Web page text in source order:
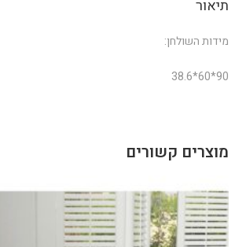
תיאור
מידות השולחן:
90*60*38.6
מוצרים קשורים